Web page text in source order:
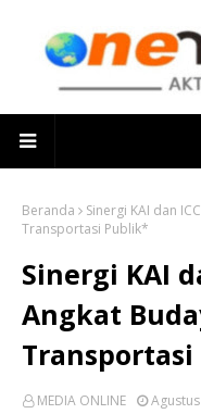
Beranda
Sinergi KAI dan
Transportasi Publik*
Sinergi KAI
Angkat
MEDIA ONLINE